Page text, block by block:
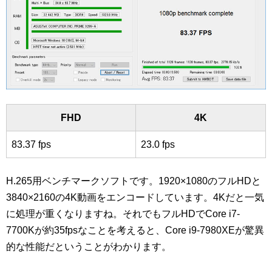
FHD 4K
83.37 fps 23.0 fps
H.265用ベンチマークソフトです。1920×1080のフルHDと
3840×2160の4K動画をエンコードしています。4Kだと一気
に処理が重くなりますね。それでもフルHDでCore i7-
7700Kが約35fpsなことを考えると、Core i9-7980XEが驚異
的な性能だということがわかります。